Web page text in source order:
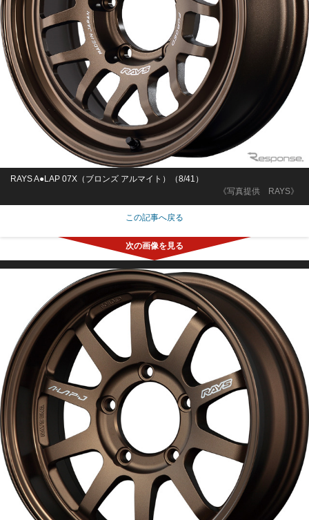
《写真提供 RAYS》
RAYS A●LAP 07X（ブロンズ アルマイト）（8/41）
この記事へ戻る